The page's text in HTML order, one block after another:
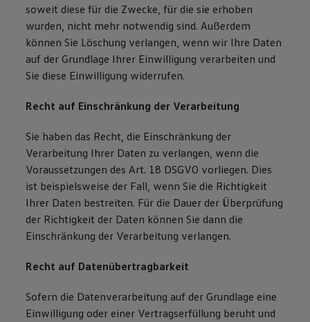
soweit diese für die Zwecke, für die sie erhoben
wurden, nicht mehr notwendig sind. Außerdem
können Sie Löschung verlangen, wenn wir Ihre Daten
auf der Grundlage Ihrer Einwilligung verarbeiten und
Sie diese Einwilligung widerrufen.
Recht auf Einschränkung der Verarbeitung
Sie haben das Recht, die Einschränkung der
Verarbeitung Ihrer Daten zu verlangen, wenn die
Voraussetzungen des Art. 18 DSGVO vorliegen. Dies
ist beispielsweise der Fall, wenn Sie die Richtigkeit
Ihrer Daten bestreiten. Für die Dauer der Überprüfung
der Richtigkeit der Daten können Sie dann die
Einschränkung der Verarbeitung verlangen.
Recht auf Datenübertragbarkeit
Sofern die Datenverarbeitung auf der Grundlage eine
Einwilligung oder einer Vertragserfüllung beruht und